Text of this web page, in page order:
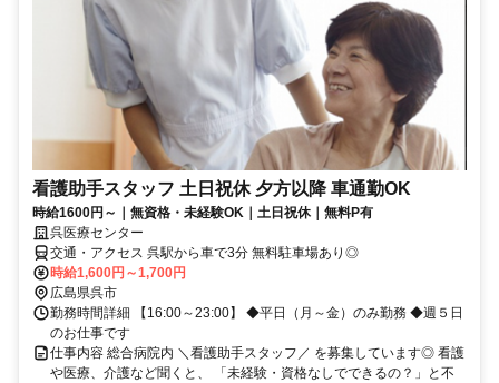
看護助手スタッフ 土日祝休 夕方以降 車通勤OK
時給1600円～｜無資格・未経験OK｜土日祝休｜無料P有
呉医療センター
交通・アクセス 呉駅から車で3分 無料駐車場あり◎
時給1,600円～1,700円
広島県呉市
勤務時間詳細 【16:00～23:00】 ◆平日（月～金）のみ勤務 ◆週５日
のお仕事です
仕事内容 総合病院内 ＼看護助手スタッフ／ を募集しています◎ 看護
や医療、介護など聞くと、 「未経験・資格なしでできるの？」と不